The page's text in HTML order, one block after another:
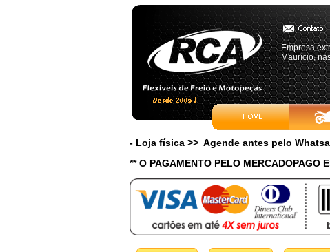
Empresa
Maurício,
- Loja física >> Agende antes pelo
** O PAGAMENTO PELO MERCADOPAGO